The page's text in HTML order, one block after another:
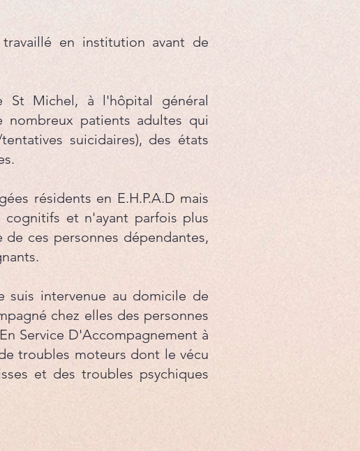
en institution avant de
St Michel, à l'hôpital général
nombreux patients adultes qui
suicidaires), des états
résidents en E.H.P.A.D mais
cognitifs et n'ayant parfois plus
de ces personnes dépendantes,
suis intervenue au domicile de
chez elles des personnes
Service D'Accompagnement à
troubles moteurs dont le vécu
et des troubles psychiques